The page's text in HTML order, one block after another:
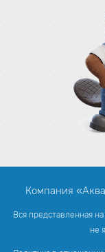
Компания
Вся представленная
не